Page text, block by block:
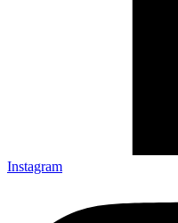
Instagram